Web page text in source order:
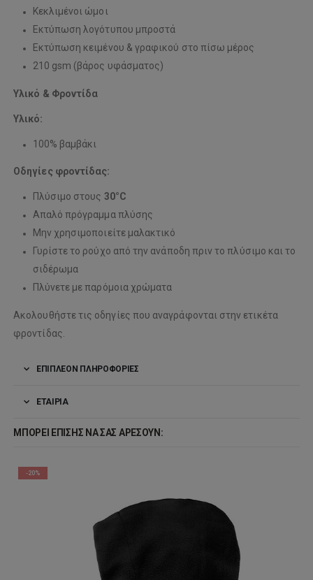
Κεκλιμένοι ώμοι
Εκτύπωση λογότυπου μπροστά
Εκτύπωση κειμένου & γραφικού στο πίσω μέρος
210 gsm (βάρος υφάσματος)
Υλικό & Φροντίδα
Υλικό:
100% βαμβάκι
Οδηγίες φροντίδας:
Πλύσιμο στους 30°C
Απαλό πρόγραμμα πλύσης
Μην χρησιμοποιείτε μαλακτικό
Γυρίστε το ρούχο από την ανάποδη πριν το πλύσιμο και το
σιδέρωμα
Πλύνετε με παρόμοια χρώματα
Ακολουθήστε τις οδηγίες που αναγράφονται στην ετικέτα
φροντίδας.
ΕΠΙΠΛΈΟΝ ΠΛΗΡΟΦΟΡΊΕΣ
ΕΤΑΙΡΊΑ
ΜΠΟΡΕΊ ΕΠΊΣΗΣ ΝΑ ΣΑΣ ΑΡΈΣΟΥΝ:
-20%